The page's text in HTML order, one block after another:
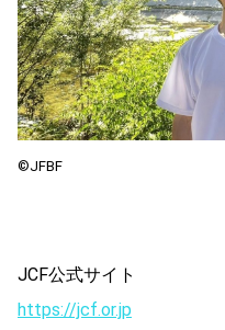
©️JFBF
JCF公式サイト
https://jcf.or.jp